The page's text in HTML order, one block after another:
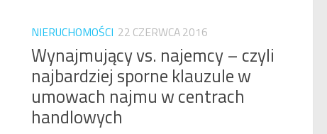
NIERUCHOMOŚCI 22 CZERWCA 2016
Wynajmujący vs. najemcy – czyli
najbardziej sporne klauzule w
umowach najmu w centrach
handlowych